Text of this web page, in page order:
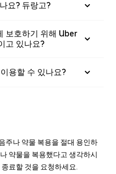
요? 듀랑고?
보호하기 위해 Uber
고 있나요?
용할 수 있나요?
주나 약물 복용을 절대 용인하
약물을 복용했다고 생각하시
료할 것을 요청하세요.